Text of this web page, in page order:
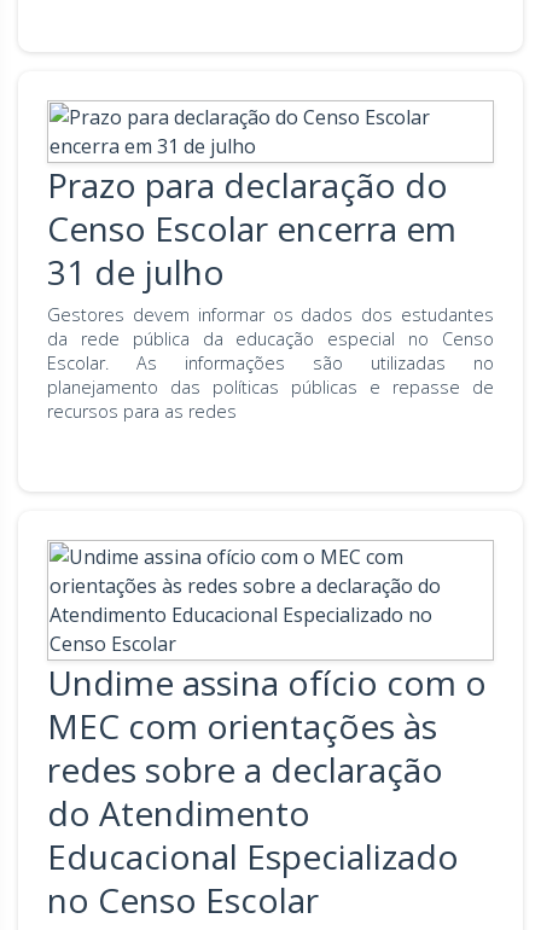
Prazo para declaração do
Censo Escolar encerra em
31 de julho
Gestores devem informar os dados dos estudantes
da rede pública da educação especial no Censo
Escolar. As informações são utilizadas no
planejamento das políticas públicas e repasse de
recursos para as redes
Undime assina ofício com o
MEC com orientações às
redes sobre a declaração
do Atendimento
Educacional Especializado
no Censo Escolar